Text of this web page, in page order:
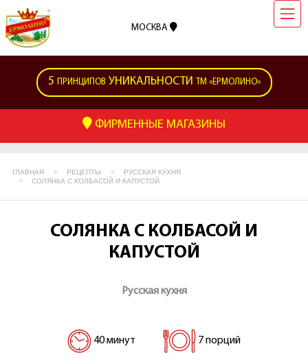
МОСКВА
5 ПРИНЦИПОВ УНИКАЛЬНОСТИ ТМ «ЕРМОЛИНО»
ФИРМЕННЫЕ МАГАЗИНЫ
ГЛАВНАЯ РЕЦЕПТЫ
РУССКАЯ КУХНЯ
СОЛЯНКА С КОЛБАСОЙ И КАПУСТОЙ
СОЛЯНКА С КОЛБАСОЙ И
КАПУСТОЙ
Русская кухня
40 минут 7 порций